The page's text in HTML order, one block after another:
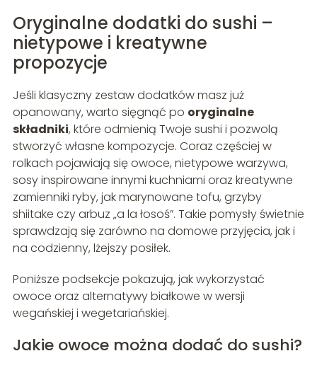
Oryginalne dodatki do sushi –
nietypowe i kreatywne
propozycje
Jeśli klasyczny zestaw dodatków masz już
opanowany, warto sięgnąć po oryginalne
składniki, które odmienią Twoje sushi i pozwolą
stworzyć własne kompozycje. Coraz częściej w
rolkach pojawiają się owoce, nietypowe warzywa,
sosy inspirowane innymi kuchniami oraz kreatywne
zamienniki ryby, jak marynowane tofu, grzyby
shiitake czy arbuz „a la łosoś”. Takie pomysły świetnie
sprawdzają się zarówno na domowe przyjęcia, jak i
na codzienny, lżejszy posiłek.
Poniższe podsekcje pokazują, jak wykorzystać
owoce oraz alternatywy białkowe w wersji
wegańskiej i wegetariańskiej.
Jakie owoce można dodać do sushi?